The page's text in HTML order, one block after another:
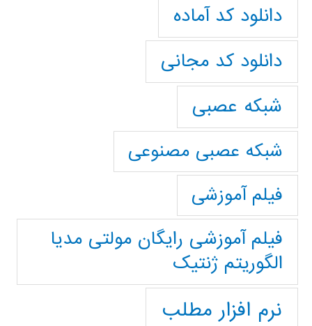
دانلود کد آماده
دانلود کد مجانی
شبکه عصبی
شبکه عصبی مصنوعی
فیلم آموزشی
فیلم آموزشی رایگان مولتی مدیا
الگوریتم ژنتیک
نرم افزار مطلب